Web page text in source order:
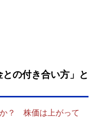
の付き合い方」と
？ 株価は上がって